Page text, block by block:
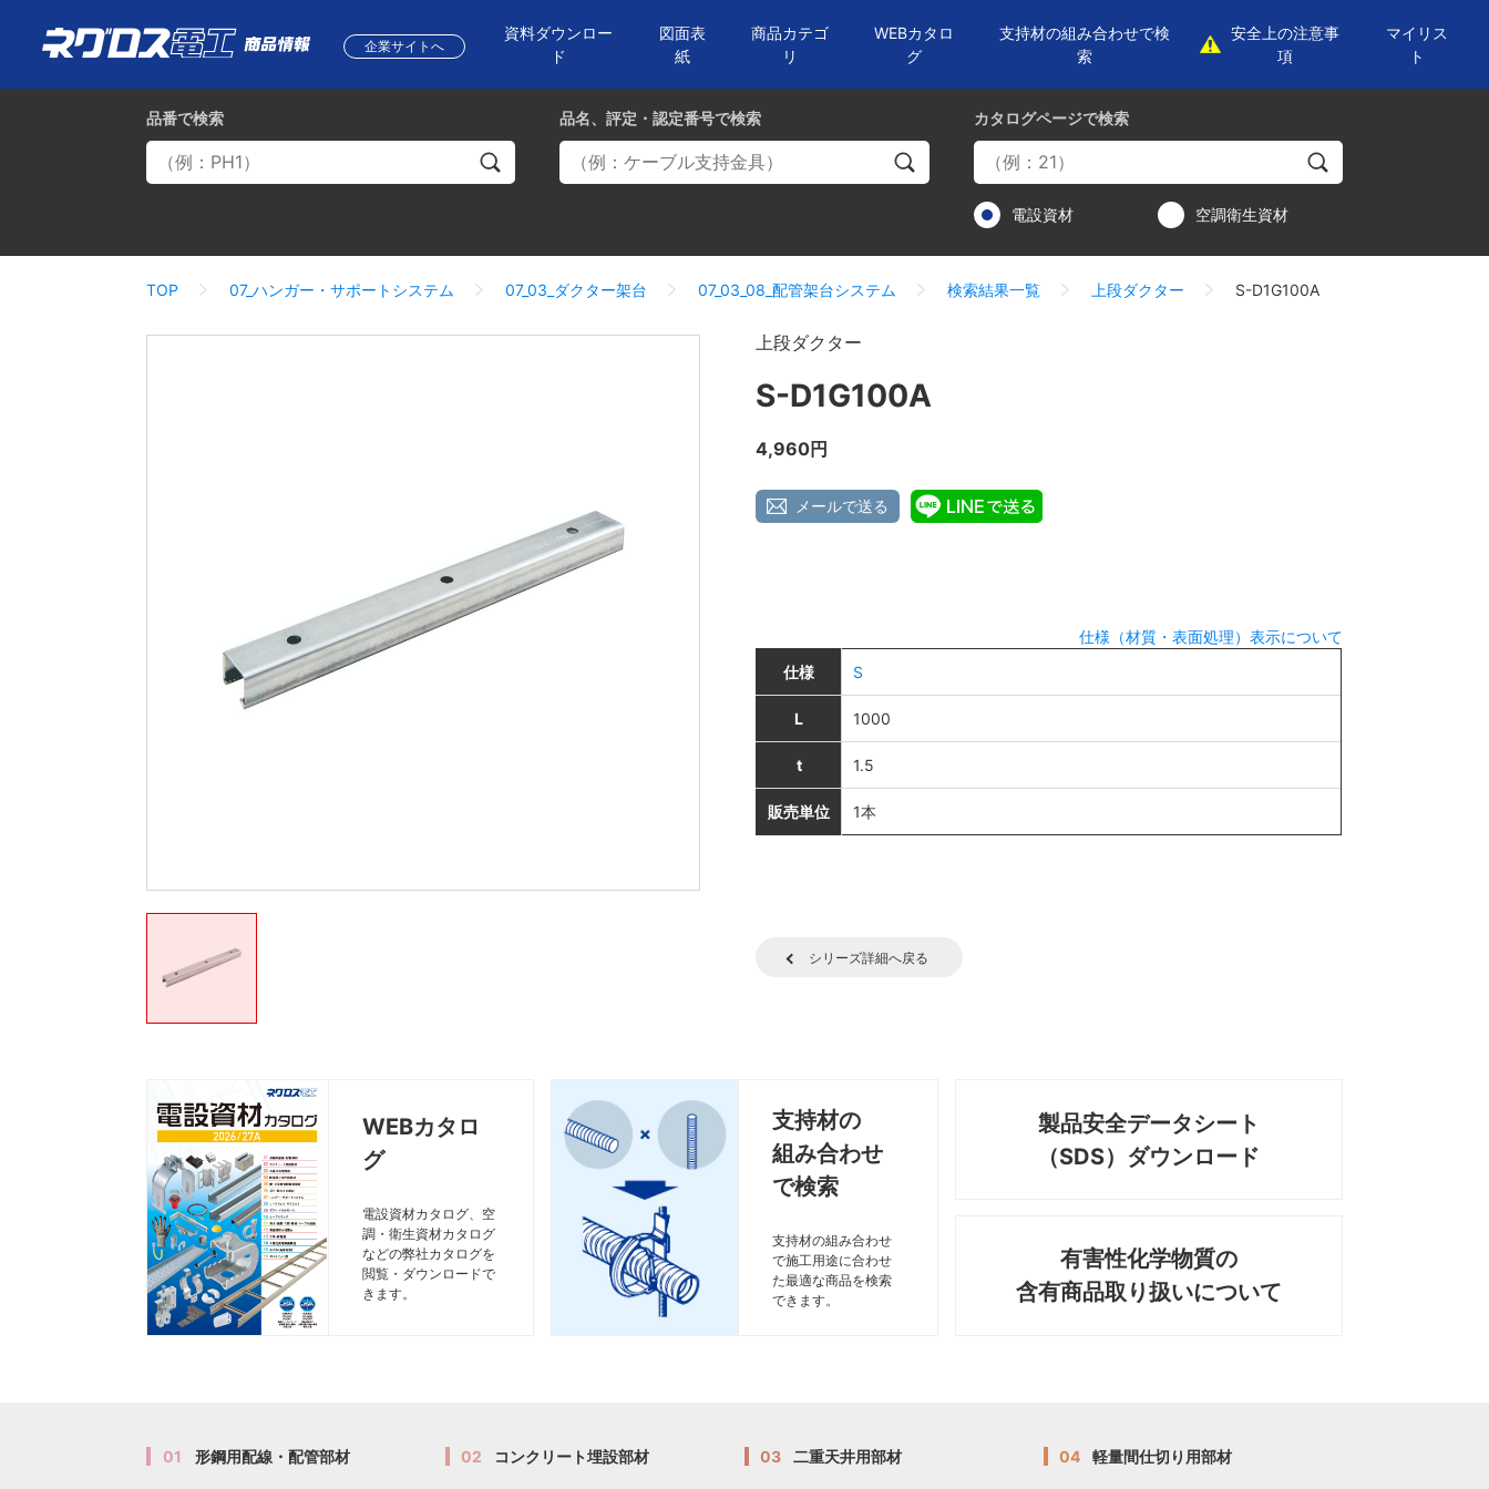
企業サイトへ
資料ダウンロー
ド
図面表
紙
商品カテゴ
リ
WEBカタロ
グ
支持材の組み合わせで検
索
安全上の注意事
項
マイリス
ト
品番で検索 カタログページで検索
電設資材 空調衛生資材
品名、評定・認定番号で検索
TOP 07_ハンガー・サポートシステム 07_03_ダクター架台 07_03_08_配管架台システム 検索結果一覧 上段ダクター S-D1G100A
上段ダクター
S-D1G100A
4,960円
メールで送る
仕様（材質・表面処理）表示について
仕様
S
L 1000
t 1.5
販売単位 1本
シリーズ詳細へ戻る
WEBカタロ
グ
電設資材カタログ、空
調・衛生資材カタログ
などの弊社カタログを
閲覧・ダウンロードで
きます。
支持材の
組み合わせ
で検索
支持材の組み合わせ
で施工用途に合わせ
た最適な商品を検索
できます。
製品安全データシート
（SDS）ダウンロード
有害性化学物質の
含有商品取り扱いについて
01 形鋼用配線・配管部材 02 コンクリート埋設部材 03 二重天井用部材 04 軽量間仕切り用部材